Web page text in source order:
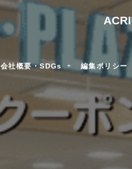
会社概要・SDGs 編集ポリシー